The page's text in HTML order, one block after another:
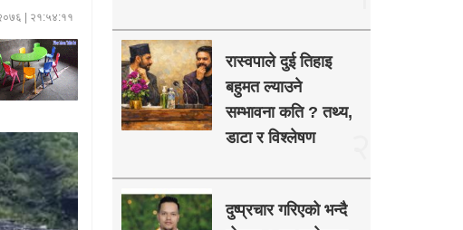
| २१:५४:११
रास्वपाले दुई तिहाइ
बहुमत ल्याउने
सम्भावना कति ? तथ्य,
डाटा र विश्लेषण
दुष्प्रचार गरिएको भन्दै